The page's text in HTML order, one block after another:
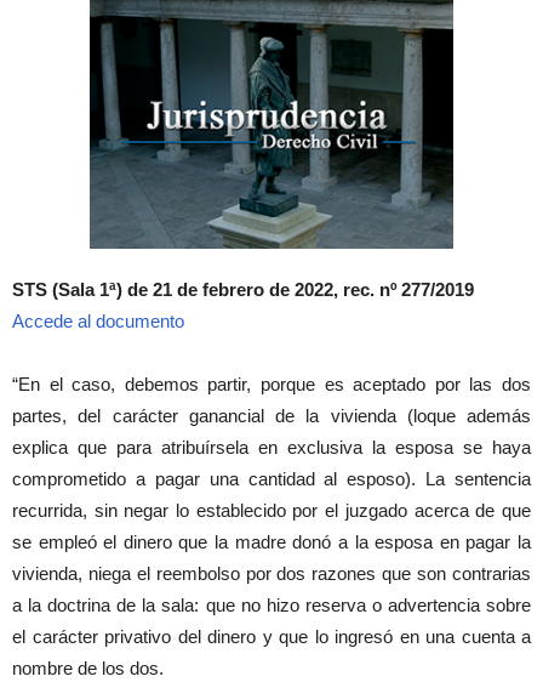
STS (Sala 1ª) de 21 de febrero de 2022, rec. nº 277/2019
Accede al documento
“En el caso, debemos partir, porque es aceptado por las dos
partes, del carácter ganancial de la vivienda (loque además
explica que para atribuírsela en exclusiva la esposa se haya
comprometido a pagar una cantidad al esposo). La sentencia
recurrida, sin negar lo establecido por el juzgado acerca de que
se empleó el dinero que la madre donó a la esposa en pagar la
vivienda, niega el reembolso por dos razones que son contrarias
a la doctrina de la sala: que no hizo reserva o advertencia sobre
el carácter privativo del dinero y que lo ingresó en una cuenta a
nombre de los dos.